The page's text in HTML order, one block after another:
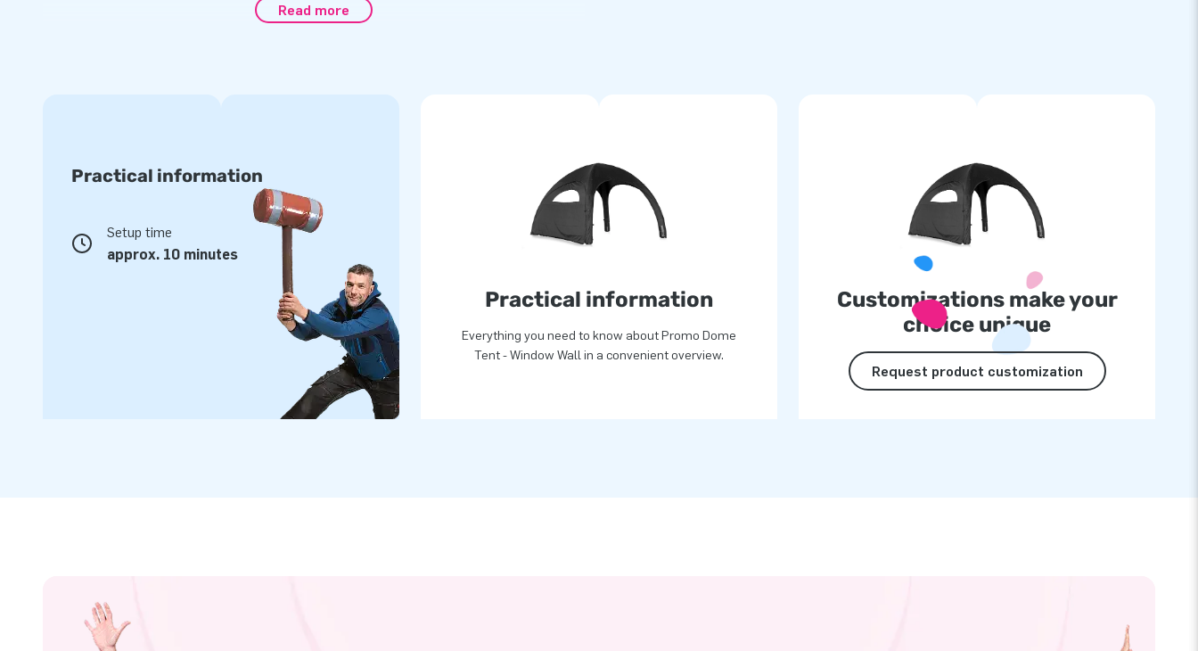
elkaar te koppelen door ze te verbinden met koppelstukken. Deze doeken kunnen
De Promo Dome Tent wordt geleverd met een handige tas met wieltjes en handvaten, die
je makkelijk vervoert, zelfs gewoon achterin je auto. Bij de tenten worden ook
verankeringstassen geleverd, die je met zand of water kunt vullen en die makkelijk aan de
poten van de tent kunnen worden vastgemaakt.
Deze tenten zijn zelfs te gebruiken op plekken waar geen stroompunt is wanneer je de
losse accu erbij aanschaft. Kortom: met de Promo Dome Tent ben je in het bezit van een
makkelijk op te zetten en flexibel te gebruiken overkapping die geschikt is voor
promotieactiviteiten, maar ook tijdens feesten of open dagen een ideale tent is.
Read more
Practical information
Setup time
approx. 10 minutes
Practical information
Everything you need to know about Promo Dome
Tent - Window Wall in a convenient overview.
Customizations make your
choice unique
Request product customization